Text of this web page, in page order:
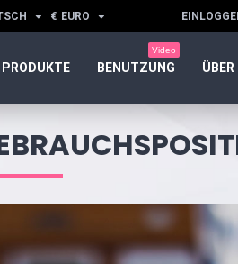
€ EURO
PRODUKTE BENUTZUNG
Video
ÜBER